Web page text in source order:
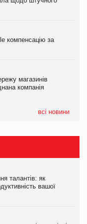
компенсацію за
магазинів
компанія
всі новини
компенсацію за
магазинів
компанія
компенсацію за
за квартал
талантів: як
вашої